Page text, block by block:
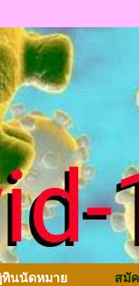
นนัดหมาย
สมั